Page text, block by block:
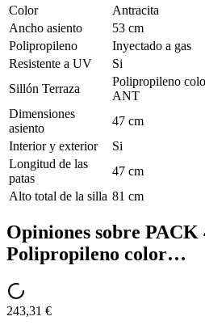
Color
Antracita
Ancho asiento
53 cm
Polipropileno
Inyectado a gas
Resistente a UV
Si
Sillón Terraza
Polipropileno
ANT
Dimensiones
asiento
47 cm
Interior y exterior
Si
Longitud de las
patas
47 cm
Alto total de la silla 81 cm
Opiniones sobre PACK
Polipropileno color…
243,31 €